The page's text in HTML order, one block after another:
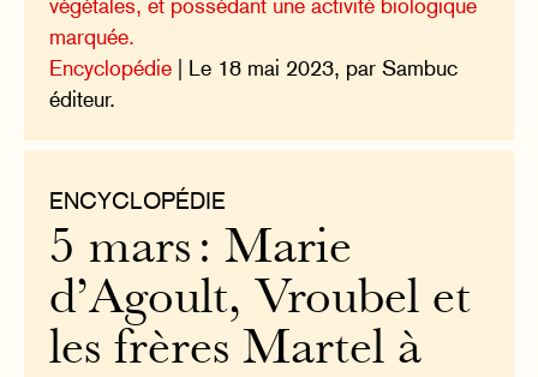
marquée.
Encyclopédie | Le 18 mai 2023, par Sambuc
éditeur.
ENCYCLOPÉDIE
5 mars : Marie
d’Agoult, Vroubel et
les frères Martel à